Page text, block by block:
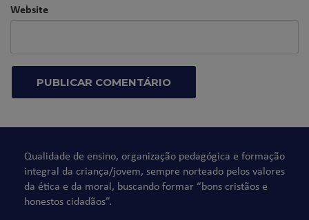
Website
Qualidade de ensino, organização pedagógica e formação
integral da criança/jovem, sempre norteado pelos valores
da ética e da moral, buscando formar “bons cristãos e
honestos cidadãos”.